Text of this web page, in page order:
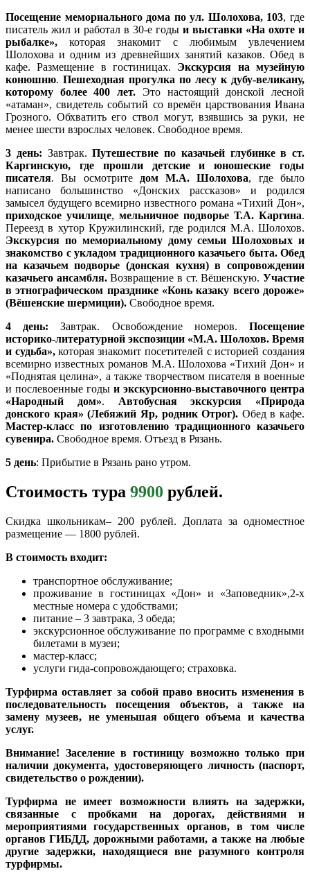
Посещение мемориального дома по ул. Шолохова, 103, где
писатель жил и работал в 30-е годы и выставки «На охоте и
рыбалке», которая знакомит с любимым увлечением
Шолохова и одним из древнейших занятий казаков. Обед в
кафе. Размещение в гостиницах. Экскурсия на музейную
конюшню. Пешеходная прогулка по лесу к дубу-великану,
которому более 400 лет. Это настоящий донской лесной
«атаман», свидетель событий со времён царствования Ивана
Грозного. Обхватить его ствол могут, взявшись за руки, не
менее шести взрослых человек. Свободное время.
3 день: Завтрак.Путешествие по казачьей глубинке в ст.
Каргинскую, где прошли детские и юношеские годы
писателя. Вы осмотрите дом М.А. Шолохова, где было
написано большинство «Донских рассказов» и родился
замысел будущего всемирно известного романа «Тихий Дон»,
приходское училище, мельничное подворье Т.А. Каргина.
Переезд в хутор Кружилинский, где родился М.А. Шолохов.
Экскурсия по мемориальному дому семьи Шолоховых и
знакомство с укладом традиционного казачьего быта. Обед
на казачьем подворье (донская кухня) в сопровождении
казачьего ансамбля.Возвращение в ст. Вёшенскую.Участие
в этнографическом празднике «Конь казаку всего дороже»
(Вёшенские шермиции). Свободное время.
4 день:Завтрак. Освобождение номеров.Посещение
историко-литературной экспозиции «М.А. Шолохов. Время
и судьба»,которая знакомит посетителей с историей создания
всемирно известных романов М.А. Шолохова «Тихий Дон» и
«Поднятая целина», а также творчеством писателя в военные
и послевоенные годы и экскурсионно-выставочного центра
«Народный дом». Автобусная экскурсия «Природа
донского края» (Лебяжий Яр, родник Отрог). Обед в кафе.
Мастер-класс по изготовлению традиционного казачьего
сувенира. Свободное время. Отъезд в Рязань.
5 день: Прибытие в Рязань рано утром.
Стоимость тура 9900 рублей.
Скидка школьникам– 200 рублей. Доплата за одноместное
размещение — 1800 рублей.
В стоимость входит:
транспортное обслуживание;
проживание в гостиницах «Дон» и «Заповедник»,2-х
местные номера с удобствами;
питание – 3 завтрака, 3 обеда;
экскурсионное обслуживание по программе с входными
билетами в музеи;
мастер-класс;
услуги гида-сопровождающего; страховка.
Турфирма оставляет за собой право вносить изменения в
последовательность посещения объектов, а также на
замену музеев, не уменьшая общего объема и качества
услуг.
Внимание! Заселение в гостиницу возможно только при
наличии документа, удостоверяющего личность (паспорт,
свидетельство о рождении).
Турфирма не имеет возможности влиять на задержки,
связанные с пробками на дорогах, действиями и
мероприятиями государственных органов, в том числе
органов ГИБДД, дорожными работами, а также на любые
другие задержки, находящиеся вне разумного контроля
турфирмы.